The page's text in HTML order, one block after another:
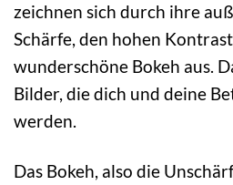
zeichnen sich durch ihre
Schärfe, den hohen
wunderschöne Bokeh aus.
Bilder, die dich und deine
werden.
Das Bokeh, also die